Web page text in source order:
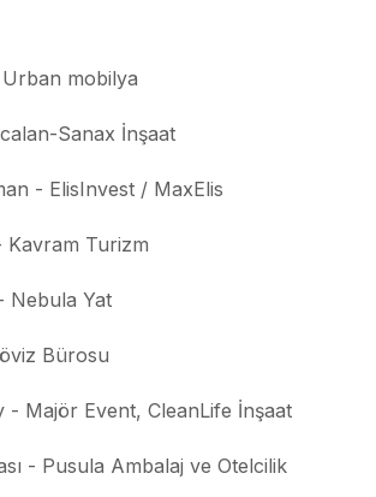
mobilya
Sanax İnşaat
- ElisInvest / MaxElis
Kavram Turizm
Nebula Yat
Bürosu
- Majör Event, CleanLife İnşaat
- Pusula Ambalaj ve Otelcilik